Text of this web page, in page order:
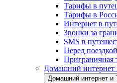
Тарифы в
Тарифы в
Интернет в
Звонки за
SMS в
Перед поездкой
Приграничная
Домашний
Домашний интернет и